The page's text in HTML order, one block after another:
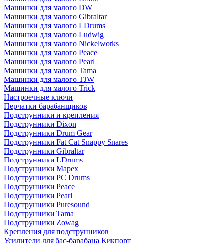
Машинки для малого DW
Машинки для малого Gibraltar
Машинки для малого LDrums
Машинки для малого Ludwig
Машинки для малого Nickelworks
Машинки для малого Peace
Машинки для малого Pearl
Машинки для малого Tama
Машинки для малого TJW
Машинки для малого Trick
Настроечные ключи
Перчатки барабанщиков
Подструнники и крепления
Подструнники Dixon
Подструнники Drum Gear
Подструнники Fat Cat Snappy Snares
Подструнники Gibraltar
Подструнники LDrums
Подструнники Mapex
Подструнники PC Drums
Подструнники Peace
Подструнники Pearl
Подструнники Puresound
Подструнники Tama
Подструнники Zowag
Крепления для подструнников
Усилители для бас-барабана Кикпорт